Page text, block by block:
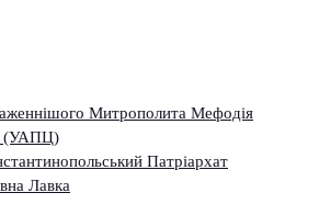
Митрополита Мефодія
(УАПЦ)
Патріархат
Лавка